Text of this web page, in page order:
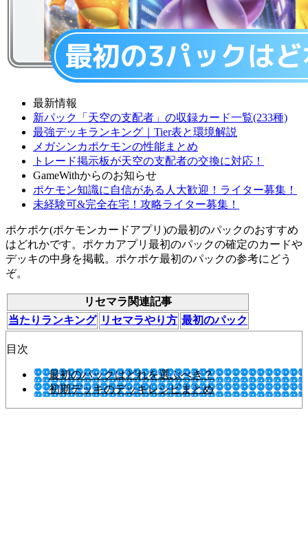
最新情報
新パック「天空の支配者」の収録カード一覧(233種)
最強デッキランキング｜Tier表と環境解説
メガシンカポケモンの性能まとめ
トレード掲示板が天空の支配者の交換に対応！
GameWithからのお知らせ
ポケモン知識に自信がある人大歓迎！ライター募集！
未経験可&完全在宅！攻略ライター募集！
ポケポケ(ポケモンカードアプリ)の最初のパックのおすすめ
はどれかです。ポケカアプリ最初のパックの確定のカードや
デッキの中身を掲載。ポケポケ最初のパックの参考にどう
ぞ。
リセマラ関連記事
当たりランキング リセマラやり方 最初のパック
目次
最初のパックはどれを選ぶべき？
初期デッキのデッキレシピまとめ